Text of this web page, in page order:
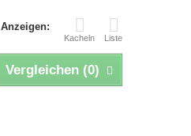
Anzeigen:
Kacheln Liste
Vergleichen (0)